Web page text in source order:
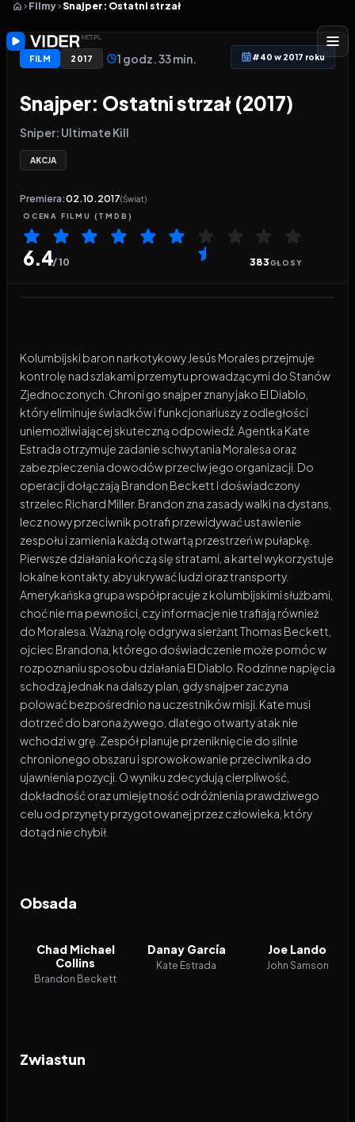
Filmy Snajper: Ostatni strzał
FILM 2017 1 godz. 33 min. #40 w 2017 roku
Snajper: Ostatni strzał (2017)
Sniper: Ultimate Kill
AKCJA
Premiera:02.10.2017(Świat)
OCENA FILMU (TMDB)
6.4/ 10 383GŁOSY
Kolumbijski baron narkotykowy Jesús Morales przejmuje
kontrolę nad szlakami przemytu prowadzącymi do Stanów
Zjednoczonych. Chroni go snajper znany jako El Diablo,
który eliminuje świadków i funkcjonariuszy z odległości
uniemożliwiającej skuteczną odpowiedź. Agentka Kate
Estrada otrzymuje zadanie schwytania Moralesa oraz
zabezpieczenia dowodów przeciw jego organizacji. Do
operacji dołączają Brandon Beckett i doświadczony
strzelec Richard Miller. Brandon zna zasady walki na dystans,
lecz nowy przeciwnik potrafi przewidywać ustawienie
zespołu i zamienia każdą otwartą przestrzeń w pułapkę.
Pierwsze działania kończą się stratami, a kartel wykorzystuje
lokalne kontakty, aby ukrywać ludzi oraz transporty.
Amerykańska grupa współpracuje z kolumbijskimi służbami,
choć nie ma pewności, czy informacje nie trafiają również
do Moralesa. Ważną rolę odgrywa sierżant Thomas Beckett,
ojciec Brandona, którego doświadczenie może pomóc w
rozpoznaniu sposobu działania El Diablo. Rodzinne napięcia
schodzą jednak na dalszy plan, gdy snajper zaczyna
polować bezpośrednio na uczestników misji. Kate musi
dotrzeć do barona żywego, dlatego otwarty atak nie
wchodzi w grę. Zespół planuje przeniknięcie do silnie
chronionego obszaru i sprowokowanie przeciwnika do
ujawnienia pozycji. O wyniku zdecydują cierpliwość,
dokładność oraz umiejętność odróżnienia prawdziwego
celu od przynęty przygotowanej przez człowieka, który
dotąd nie chybił.
Obsada
Chad Michael
Collins
Brandon Beckett
Danay García
Kate Estrada
Joe Lando
John Samson
Zwiastun